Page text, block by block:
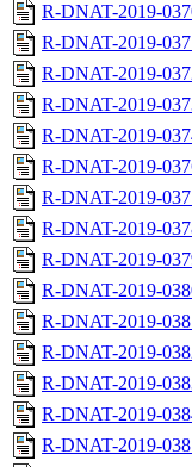
R-DNAT-2019-
R-DNAT-2019-
R-DNAT-2019-
R-DNAT-2019-
R-DNAT-2019-
R-DNAT-2019-
R-DNAT-2019-
R-DNAT-2019-
R-DNAT-2019-
R-DNAT-2019-
R-DNAT-2019-
R-DNAT-2019-
R-DNAT-2019-
R-DNAT-2019-
R-DNAT-2019-